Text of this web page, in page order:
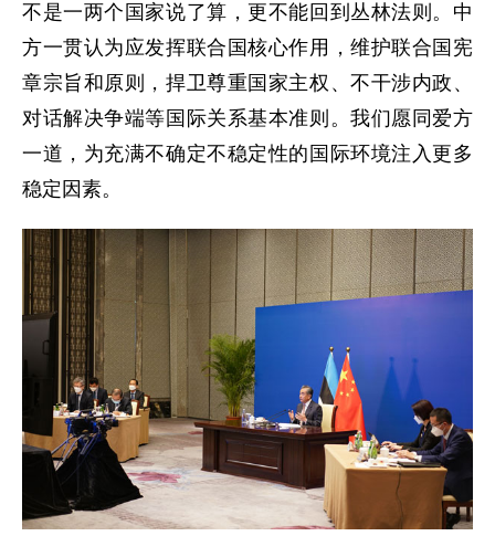
不是一两个国家说了算，更不能回到丛林法则。中
方一贯认为应发挥联合国核心作用，维护联合国宪
章宗旨和原则，捍卫尊重国家主权、不干涉内政、
对话解决争端等国际关系基本准则。我们愿同爱方
一道，为充满不确定不稳定性的国际环境注入更多
稳定因素。